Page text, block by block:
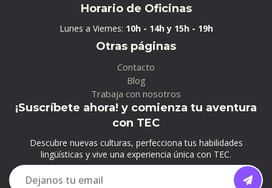
Horario de Oficinas
Lunes a Viernes: 10h - 14h y 15h - 19h
Otras páginas
Contacto
Blog
Trabaja con nosotros
¡Suscríbete ahora! y comienza tu aventura
con TEC
Descubre nuevas culturas, perfecciona tus habilidades
lingüísticas y vive una experiencia única con TEC.